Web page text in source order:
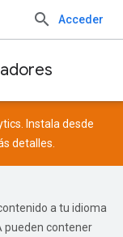
Acceder
Instala desde
detalles.
a tu idioma
pueden contener